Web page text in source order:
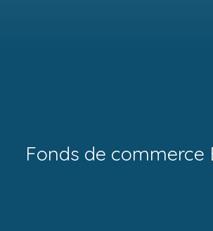
Fonds de commerce